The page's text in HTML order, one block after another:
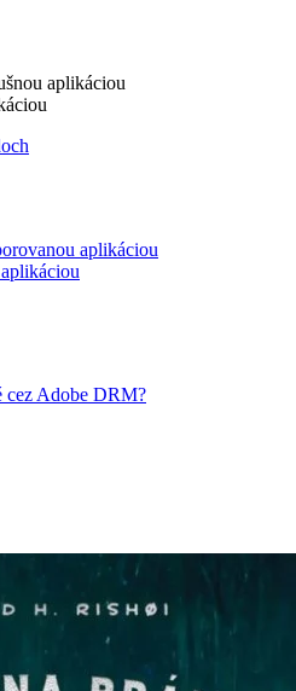
aplikáciou
aplikáciou
cez Adobe DRM?